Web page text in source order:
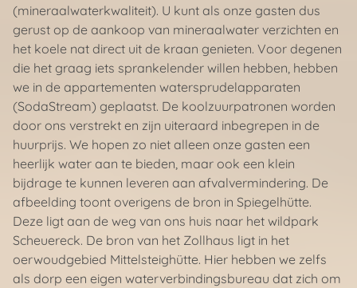
(mineraalwaterkwaliteit). U kunt als onze gasten dus
gerust op de aankoop van mineraalwater verzichten en
het koele nat direct uit de kraan genieten. Voor degenen
die het graag iets sprankelender willen hebben, hebben
we in de appartementen watersprudelapparaten
(SodaStream) geplaatst. De koolzuurpatronen worden
door ons verstrekt en zijn uiteraard inbegrepen in de
huurprijs. We hopen zo niet alleen onze gasten een
heerlijk water aan te bieden, maar ook een klein
bijdrage te kunnen leveren aan afvalvermindering. De
afbeelding toont overigens de bron in Spiegelhütte.
Deze ligt aan de weg van ons huis naar het wildpark
Scheuereck. De bron van het Zollhaus ligt in het
oerwoudgebied Mittelsteighütte. Hier hebben we zelfs
als dorp een eigen waterverbindingsbureau dat zich om